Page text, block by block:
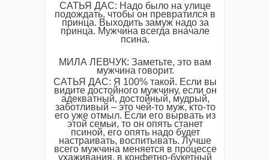
САТЬЯ ДАС: Надо было на улице
подождать, чтобы он превратился в
принца. Выходить замуж надо за
принца. Мужчина всегда вначале
псина.
МИЛА ЛЕВЧУК: Заметьте, это вам
мужчина говорит.
САТЬЯ ДАС: Я 100% такой. Если вы
видите достойного мужчину, если он
адекватный, достойный, мудрый,
заботливый – это чей-то муж, кто-то
его уже отмыл. Если его вырвать из
этой семьи, то он опять станет
псиной, его опять надо будет
настраивать, воспитывать. Лучше
всего мужчина меняется в процессе
ухаживания, в конфетно-букетный